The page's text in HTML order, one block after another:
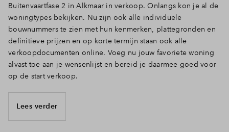
Buitenvaartfase 2 in Alkmaar in verkoop. Onlangs kon je al de
woningtypes bekijken. Nu zijn ook alle individuele
bouwnummers te zien met hun kenmerken, plattegronden en
definitieve prijzen en op korte termijn staan ook alle
verkoopdocumenten online. Voeg nu jouw favoriete woning
alvast toe aan je wensenlijst en bereid je daarmee goed voor
op de start verkoop.
Lees verder